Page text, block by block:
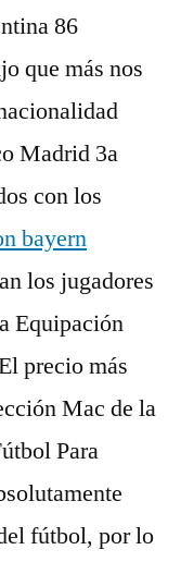
86
que más nos
Madrid 3a
con los
bayern
los jugadores
Equipación
precio más
Mac de la
Para
fútbol, por lo